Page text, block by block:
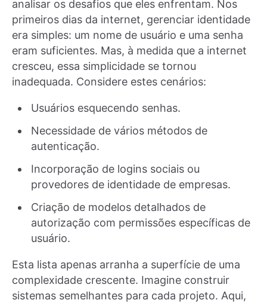
analisar os desafios que eles enfrentam. Nos
primeiros dias da internet, gerenciar identidade
era simples: um nome de usuário e uma senha
eram suficientes. Mas, à medida que a internet
cresceu, essa simplicidade se tornou
inadequada. Considere estes cenários:
Usuários esquecendo senhas.
Necessidade de vários métodos de
autenticação.
Incorporação de logins sociais ou
provedores de identidade de empresas.
Criação de modelos detalhados de
autorização com permissões específicas de
usuário.
Esta lista apenas arranha a superfície de uma
complexidade crescente. Imagine construir
sistemas semelhantes para cada projeto. Aqui,